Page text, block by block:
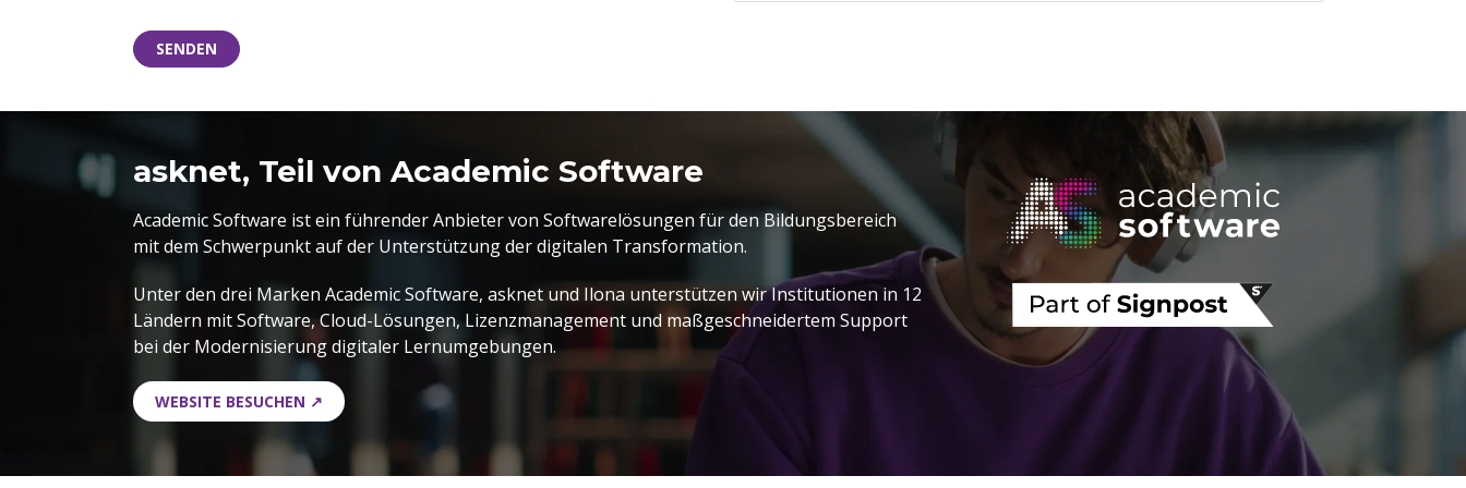
asknet, Teil von Academic Software
Academic Software ist ein führender Anbieter von Softwarelösungen für den Bildungsbereich
mit dem Schwerpunkt auf der Unterstützung der digitalen Transformation.
Unter den drei Marken Academic Software, asknet und Ilona unterstützen wir Institutionen in 12
Ländern mit Software, Cloud-Lösungen, Lizenzmanagement und maßgeschneidertem Support
bei der Modernisierung digitaler Lernumgebungen.
WEBSITE BESUCHEN ↗